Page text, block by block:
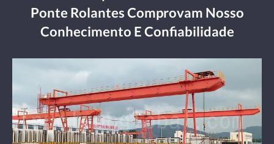
Ponte Rolantes Comprovam Nosso
Conhecimento E Confiabilidade